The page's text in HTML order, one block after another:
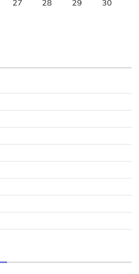
27 28 29
30